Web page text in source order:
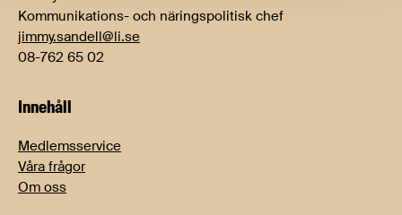
Kommunikations- och näringspolitisk chef
jimmy.sandell@li.se
08-762 65 02
Innehåll
Medlemsservice
Våra frågor
Om oss